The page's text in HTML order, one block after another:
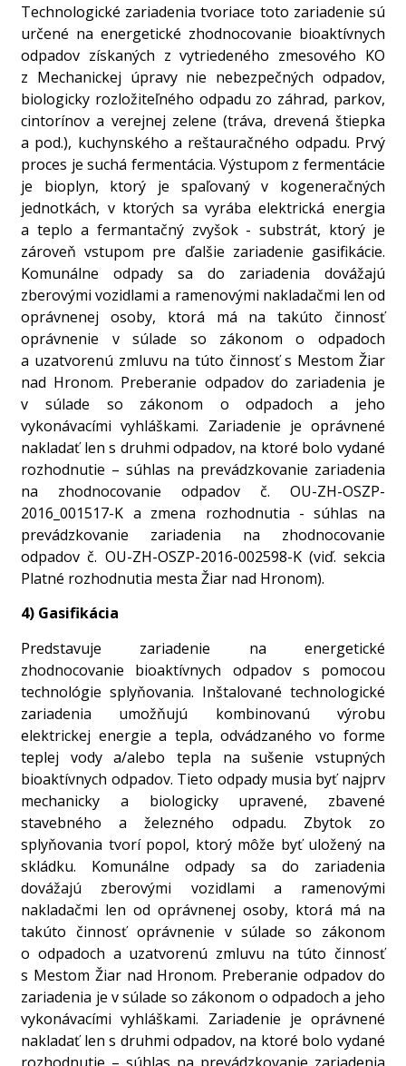
Technologické zariadenia tvoriace toto zariadenie sú
určené na energetické zhodnocovanie bioaktívnych
odpadov získaných z vytriedeného zmesového KO
z Mechanickej úpravy nie nebezpečných odpadov,
biologicky rozložiteľného odpadu zo záhrad, parkov,
cintorínov a verejnej zelene (tráva, drevená štiepka
a pod.), kuchynského a reštauračného odpadu. Prvý
proces je suchá fermentácia. Výstupom z fermentácie
je bioplyn, ktorý je spaľovaný v kogeneračných
jednotkách, v ktorých sa vyrába elektrická energia
a teplo a fermantačný zvyšok - substrát, ktorý je
zároveň vstupom pre ďalšie zariadenie gasifikácie.
Komunálne odpady sa do zariadenia dovážajú
zberovými vozidlami a ramenovými nakladačmi len od
oprávnenej osoby, ktorá má na takúto činnosť
oprávnenie v súlade so zákonom o odpadoch
a uzatvorenú zmluvu na túto činnosť s Mestom Žiar
nad Hronom. Preberanie odpadov do zariadenia je
v súlade so zákonom o odpadoch a jeho
vykonávacími vyhláškami. Zariadenie je oprávnené
nakladať len s druhmi odpadov, na ktoré bolo vydané
rozhodnutie – súhlas na prevádzkovanie zariadenia
na zhodnocovanie odpadov č. OU-ZH-OSZP-
2016_001517-K a zmena rozhodnutia - súhlas na
prevádzkovanie zariadenia na zhodnocovanie
odpadov č. OU-ZH-OSZP-2016-002598-K (viď. sekcia
Platné rozhodnutia mesta Žiar nad Hronom).
4) Gasifikácia
Predstavuje zariadenie na energetické
zhodnocovanie bioaktívnych odpadov s pomocou
technológie splyňovania. Inštalované technologické
zariadenia umožňujú kombinovanú výrobu
elektrickej energie a tepla, odvádzaného vo forme
teplej vody a/alebo tepla na sušenie vstupných
bioaktívnych odpadov. Tieto odpady musia byť najprv
mechanicky a biologicky upravené, zbavené
stavebného a železného odpadu. Zbytok zo
splyňovania tvorí popol, ktorý môže byť uložený na
skládku. Komunálne odpady sa do zariadenia
dovážajú zberovými vozidlami a ramenovými
nakladačmi len od oprávnenej osoby, ktorá má na
takúto činnosť oprávnenie v súlade so zákonom
o odpadoch a uzatvorenú zmluvu na túto činnosť
s Mestom Žiar nad Hronom. Preberanie odpadov do
zariadenia je v súlade so zákonom o odpadoch a jeho
vykonávacími vyhláškami. Zariadenie je oprávnené
nakladať len s druhmi odpadov, na ktoré bolo vydané
rozhodnutie – súhlas na prevádzkovanie zariadenia